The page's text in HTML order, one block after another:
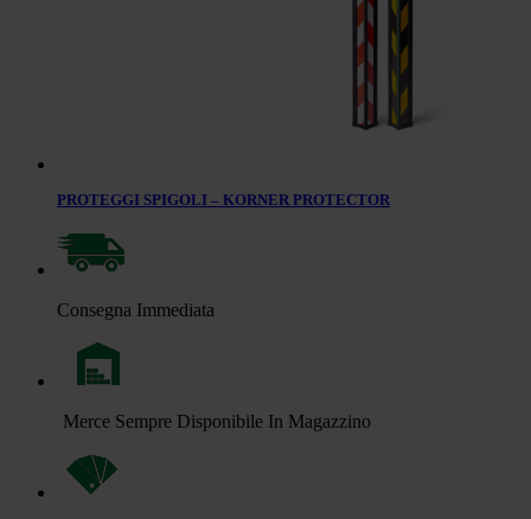
PROTEGGI SPIGOLI – KORNER PROTECTOR
Consegna Immediata
Merce Sempre Disponibile In Magazzino